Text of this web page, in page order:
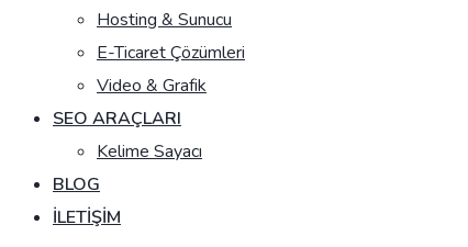
Hosting & Sunucu
E-Ticaret Çözümleri
Video & Grafik
SEO ARAÇLARI
Kelime Sayacı
BLOG
İLETIŞIM